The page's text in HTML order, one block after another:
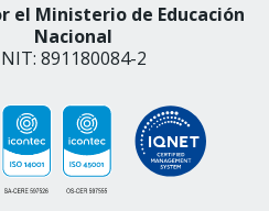
el Ministerio de Educación
Nacional
NIT: 891180084-2